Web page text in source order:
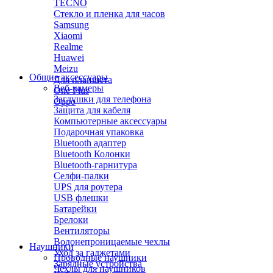
TECNO
Стекло и пленка для часов
Samsung
Xiaomi
Realme
Huawei
Meizu
Для планшета
One Plus
Oppo
Общие аксессуары
Веб-камеры
Заглушки для телефона
Защита для кабеля
Компьютерные аксессуары
Подарочная упаковка
Bluetooth адаптер
Bluetooth Колонки
Bluetooth-гарнитура
Селфи-палки
UPS для роутера
USB флешки
Батарейки
Брелоки
Вентиляторы
Водонепроницаемые чехлы
Уход за гаджетами
Зарядные устройства
Наушники
Проводные наушники
Чехлы для наушников